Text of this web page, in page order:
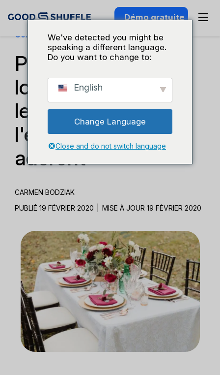
Démo gratuite
Connaissance Du Secteur
Partenariats lieu-
location : Pourquoi
les clients de
l'événementiel les
adorent
CARMEN BODZIAK
PUBLIÉ 19 FÉVRIER 2020
MISE À JOUR 19 FÉVRIER 2020
We've detected you might be
speaking a different language.
Do you want to change to:
English
Change Language
Close and do not switch language